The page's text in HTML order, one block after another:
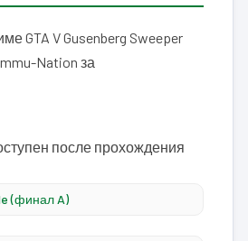
GTA V Gusenberg Sweeper
Nation за
после прохождения
(финал A)